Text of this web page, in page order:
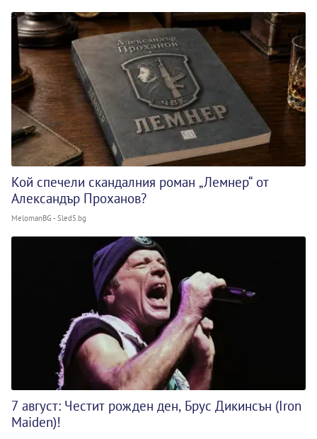
Кой спечели скандалния роман „Лемнер“ от
Александър Проханов?
MelomanBG - Sled5.bg
7 август: Честит рожден ден, Брус Дикинсън (Iron
Maiden)!